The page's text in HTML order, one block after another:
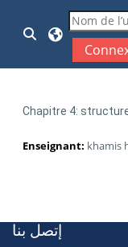
Passer au contenu
Activer/
Chapitre 4:
Enseignant: khamis
إتصل بنا